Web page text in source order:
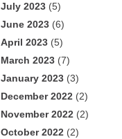
July 2023 (5)
June 2023 (6)
April 2023 (5)
March 2023 (7)
January 2023 (3)
December 2022 (2)
November 2022 (2)
October 2022 (2)